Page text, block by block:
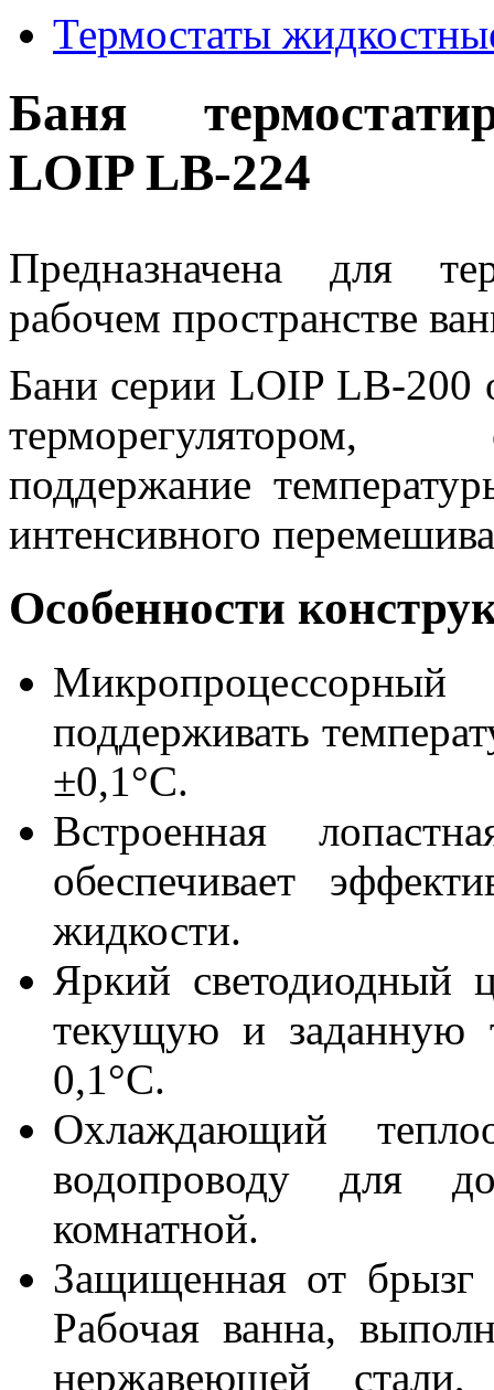
Термостаты
Баня
LOIP LB-224
Предназначена для
рабочем пространстве
Бани серии LOIP LB-
поддержание
интенсивного
Особенности
поддерживать
±0,1°С.
Встроенная
обеспечивает
жидкости.
Яркий светодиодный
текущую и заданную
0,1°С.
Охлаждающий
водопроводу для
комнатной.
Защищенная от брызг
Рабочая ванна,
нержавеющей стали,